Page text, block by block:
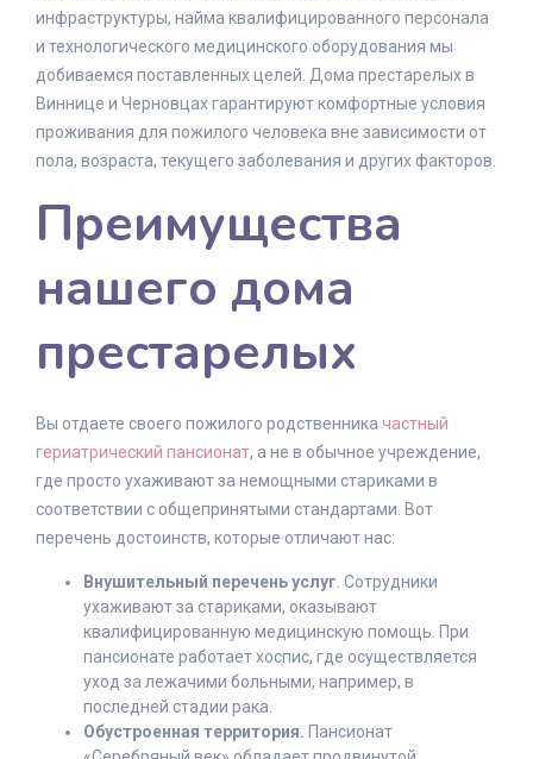
инфраструктуры, найма квалифицированного персонала
и технологического медицинского оборудования мы
добиваемся поставленных целей. Дома престарелых в
Виннице и Черновцах гарантируют комфортные условия
проживания для пожилого человека вне зависимости от
пола, возраста, текущего заболевания и других факторов.
Преимущества
нашего дома
престарелых
Вы отдаете своего пожилого родственника частный
гериатрический пансионат, а не в обычное учреждение,
где просто ухаживают за немощными стариками в
соответствии с общепринятыми стандартами. Вот
перечень достоинств, которые отличают нас:
Внушительный перечень услуг . Сотрудники
ухаживают за стариками, оказывают
квалифицированную медицинскую помощь. При
пансионате работает хоспис, где осуществляется
уход за лежачими больными, например, в
последней стадии рака.
Обустроенная территория. Пансионат